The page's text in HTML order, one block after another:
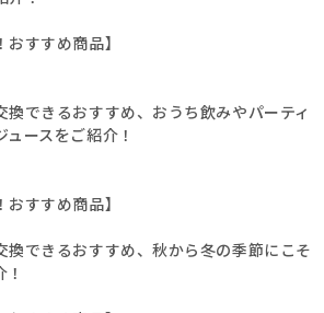
すすめ商品】
できるおすすめ、おうち飲みやパーティ
ースをご紹介！
すすめ商品】
換できるおすすめ、秋から冬の季節にこそ